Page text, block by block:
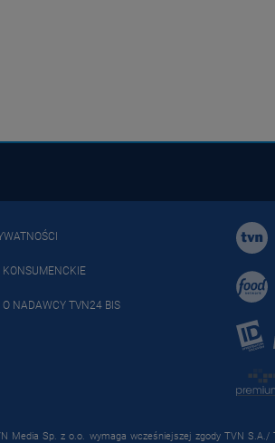
KONSUMENCKIE
O NADAWCY TVN24 BIS
Media Sp. z o.o. wymaga wcześniejszej zgody TVN